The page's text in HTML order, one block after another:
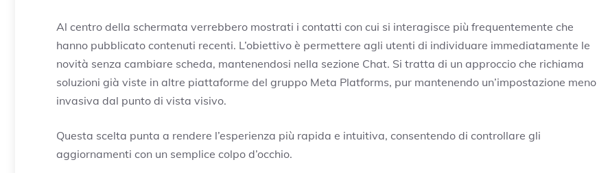
Al centro della schermata verrebbero mostrati i contatti con cui si interagisce più frequentemente che
hanno pubblicato contenuti recenti. L’obiettivo è permettere agli utenti di individuare immediatamente le
novità senza cambiare scheda, mantenendosi nella sezione Chat. Si tratta di un approccio che richiama
soluzioni già viste in altre piattaforme del gruppo Meta Platforms, pur mantenendo un’impostazione meno
invasiva dal punto di vista visivo.
Questa scelta punta a rendere l’esperienza più rapida e intuitiva, consentendo di controllare gli
aggiornamenti con un semplice colpo d’occhio.